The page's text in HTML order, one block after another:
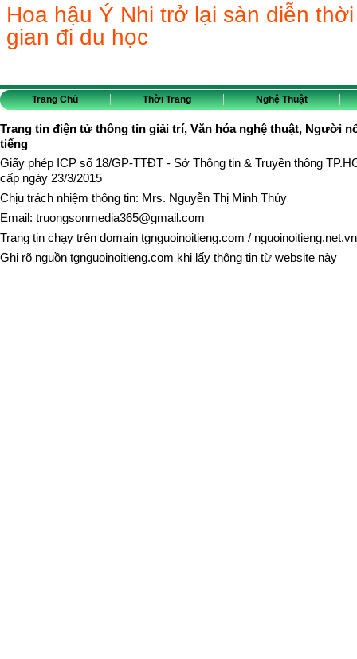
Hoa hậu Ý Nhi trở lại sàn diễn
gian đi du học
Trang Chủ Thời Trang Nghệ Thuật
Trang tin điện tử thông tin giải trí, Văn hóa nghệ thuật, Người
tiếng
Giấy phép ICP số 18/GP-TTĐT - Sở Thông tin & Truyền thông
cấp ngày 23/3/2015
Chịu trách nhiệm thông tin: Mrs. Nguyễn Thị Minh Thúy
Email: truongsonmedia365@gmail.com
Trang tin chạy trên domain tgnguoinoitieng.com / nguoinoitieng.net.vn
Ghi rõ nguồn tgnguoinoitieng.com khi lấy thông tin từ website này